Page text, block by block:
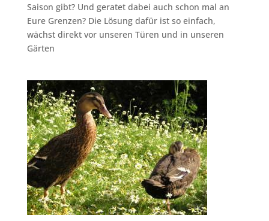
Saison gibt? Und geratet dabei auch schon mal an
Eure Grenzen? Die Lösung dafür ist so einfach,
wächst direkt vor unseren Türen und in unseren
Gärten